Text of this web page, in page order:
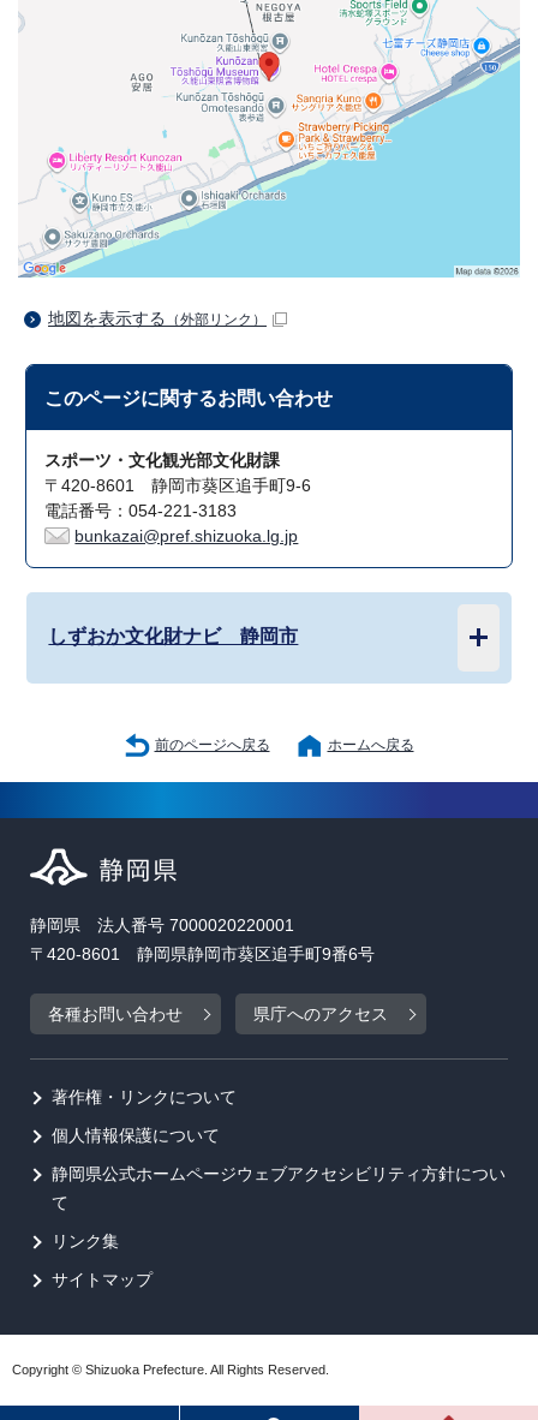
地図を表示する （外部リンク）
このページに関するお問い合わせ
スポーツ・文化観光部文化財課
〒420-8601 静岡市葵区追手町9-6
電話番号：054-221-3183
bunkazai@pref.shizuoka.lg.jp
しずおか文化財ナビ 静岡市
前のページへ戻る ホームへ戻る
静岡県 法人番号 7000020220001
〒420-8601 静岡県静岡市葵区追手町9番6号
各種お問い合わせ 県庁へのアクセス
著作権・リンクについて
個人情報保護について
静岡県公式ホームページウェブアクセシビリティ方針につい
て
リンク集
サイトマップ
Copyright © Shizuoka Prefecture. All Rights Reserved.